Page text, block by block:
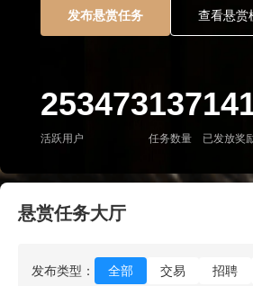
发布悬赏任务 查看悬赏
253473
活跃用户
137
任务数量 已发放奖
悬赏任务大厅
发布类型： 全部 交易 招聘